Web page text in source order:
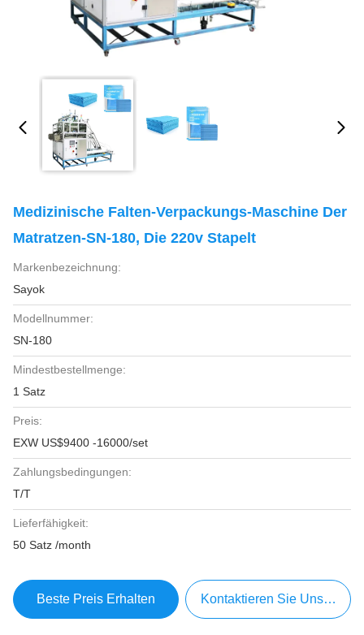
Medizinische Falten-Verpackungs-Maschine Der
Matratzen-SN-180, Die 220v Stapelt
Markenbezeichnung:
Sayok
Modellnummer:
SN-180
Mindestbestellmenge:
1 Satz
Preis:
EXW US$9400 -16000/set
Zahlungsbedingungen:
T/T
Lieferfähigkeit:
50 Satz /month
Beste Preis Erhalten Kontaktieren Sie Uns Jetzt